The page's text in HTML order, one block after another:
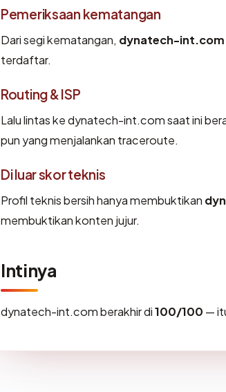
Pemeriksaan kematangan
Dari segi kematangan, dynatech-int.com
terdaftar.
Routing & ISP
Lalu lintas ke dynatech-int.com saat ini
pun yang menjalankan traceroute.
Di luar skor teknis
Profil teknis bersih hanya membuktikan
membuktikan konten jujur.
Intinya
dynatech-int.com berakhir di100/100 —